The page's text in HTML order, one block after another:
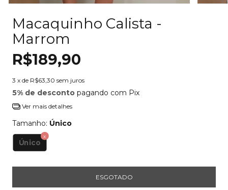
Macaquinho Calista -
Marrom
R$189,90
3 x de R$63,30 sem juros
5% de desconto pagando com Pix
Ver mais detalhes
Tamanho: Único
Único